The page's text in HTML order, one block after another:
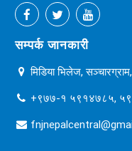
सम्पर्क जानकारी
मिडिया भिलेज,
+९७७-१ ५९१४७८५,